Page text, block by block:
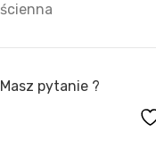
ścienna
Masz pytanie ?